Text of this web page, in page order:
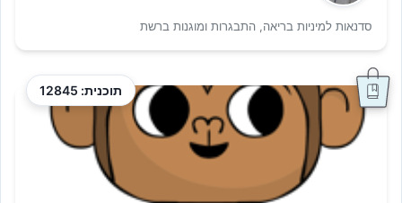
סדנאות למיניות בריאה, התבגרות ומוגנות ברשת
תוכנית: 12845